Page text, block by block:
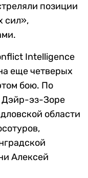
позиции
сил»,
Intelligence
еще четверых
бою. По
Дэйр-эз-Зоре
области
Алексей